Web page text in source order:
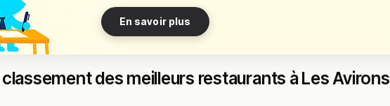
En savoir plus
des meilleurs restaurants à Les Avirons